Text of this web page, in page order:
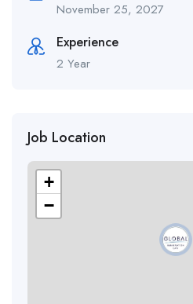
November 25, 2027
Experience
2 Year
Job Location
+
−